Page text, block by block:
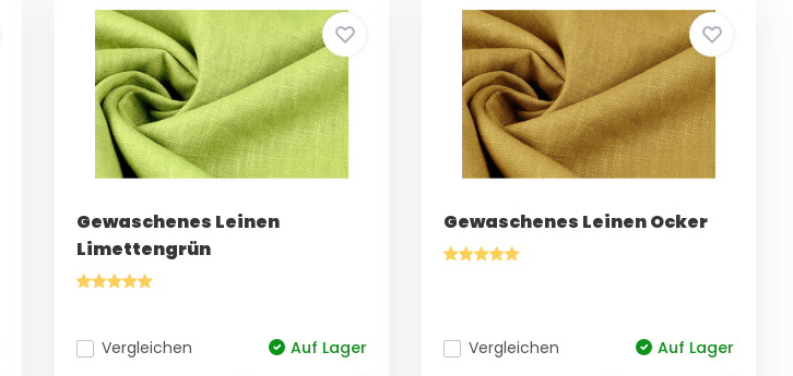
Gewaschenes Leinen
Limettengrün
Vergleichen Auf Lager
Gewaschenes Leinen Ocker
Vergleichen Auf Lager